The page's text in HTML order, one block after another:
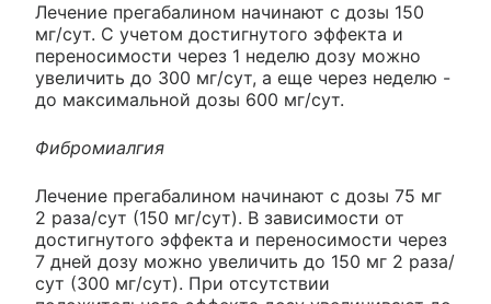
Лечение прегабалином начинают с дозы 150
мг/сут. С учетом достигнутого эффекта и
переносимости через 1 неделю дозу можно
увеличить до 300 мг/сут, а еще через неделю -
до максимальной дозы 600 мг/сут.
Фибромиалгия
Лечение прегабалином начинают с дозы 75 мг
2 раза/сут (150 мг/сут). В зависимости от
достигнутого эффекта и переносимости через
7 дней дозу можно увеличить до 150 мг 2 раза/
сут (300 мг/сут). При отсутствии